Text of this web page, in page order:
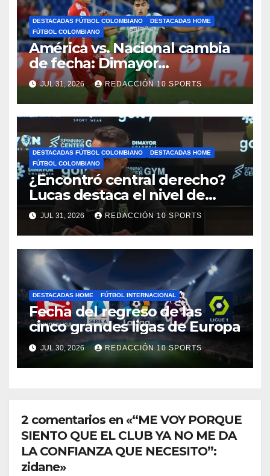
DESTACADAS FÚTBOL COLOMBIANO
DESTACADAS HOME
FÚTBOL COLOMBIANO
América vs. Nacional cambia
de fecha: Dimayor
reprogramó el clásico por
motivos de seguridad
JUL 31, 2026 REDACCIÓN 10 SPORTS
DESTACADAS FÚTBOL COLOMBIANO
DESTACADAS HOME
FÚTBOL COLOMBIANO
¿Encontró central derecho?
Lucas destaca el nivel de
Néider Parra
JUL 31, 2026 REDACCIÓN 10 SPORTS
DESTACADAS HOME FÚTBOL INTERNACIONAL
Fecha del regreso de las
cinco grandes ligas de Europa
JUL 30, 2026 REDACCIÓN 10 SPORTS
2 comentarios en «“ME VOY PORQUE
SIENTO QUE EL CLUB YA NO ME DA
LA CONFIANZA QUE NECESITO”:
zidane»